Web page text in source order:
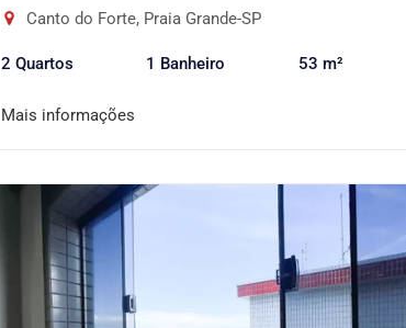
Canto do Forte, Praia Grande-SP
2 Quartos 1 Banheiro 53 m²
Mais informações